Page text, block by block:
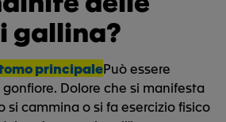
gallina?
principalePuò essere
Dolore che si manifesta
si cammina o si fa esercizio fisico